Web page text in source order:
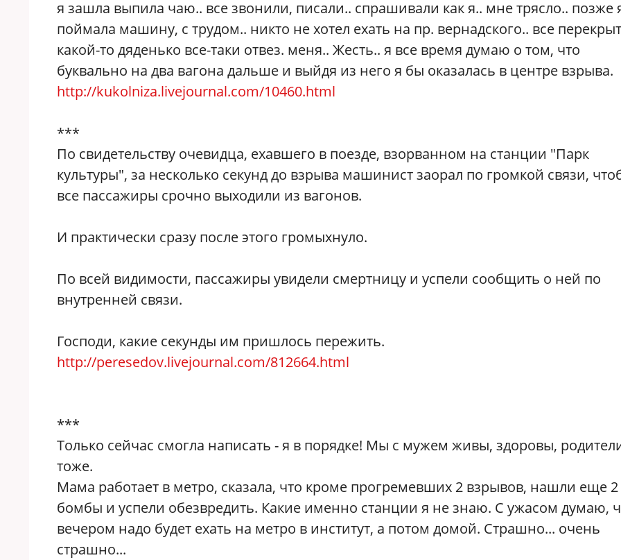
я зашла выпила чаю.. все звонили, писали.. спрашивали как я.. мне трясло.. позже
поймала машину, с трудом.. никто не хотел ехать на пр. вернадского.. все
какой-то дяденько все-таки отвез. меня.. Жесть.. я все время думаю о том, что
буквально на два вагона дальше и выйдя из него я бы оказалась в центре взрыва.
http://kukolniza.livejournal.com/10460.html
***
По свидетельству очевидца, ехавшего в поезде, взорванном на станции "Парк
культуры", за несколько секунд до взрыва машинист заорал по громкой связи,
все пассажиры срочно выходили из вагонов.
И практически сразу после этого громыхнуло.
По всей видимости, пассажиры увидели смертницу и успели сообщить о ней по
внутренней связи.
Господи, какие секунды им пришлось пережить.
http://peresedov.livejournal.com/812664.html
***
Только сейчас смогла написать - я в порядке! Мы с мужем живы, здоровы,
тоже.
Мама работает в метро, сказала, что кроме прогремевших 2 взрывов, нашли еще 2
бомбы и успели обезвредить. Какие именно станции я не знаю. С ужасом думаю,
вечером надо будет ехать на метро в институт, а потом домой. Страшно... очень
страшно...